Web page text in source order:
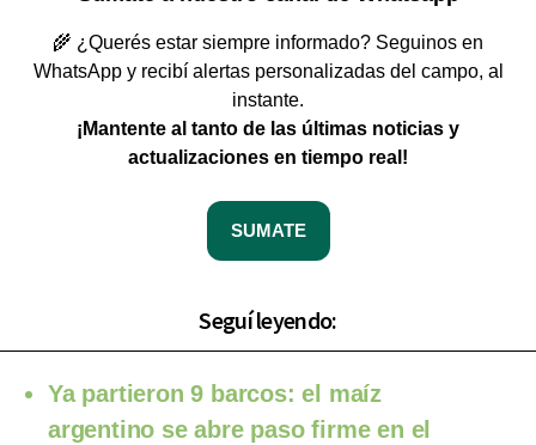
🌾 ¿Querés estar siempre informado? Seguinos en
WhatsApp y recibí alertas personalizadas del campo, al
instante.
¡Mantente al tanto de las últimas noticias y
actualizaciones en tiempo real!
SUMATE
Seguí leyendo:
Ya partieron 9 barcos: el maíz
argentino se abre paso firme en el